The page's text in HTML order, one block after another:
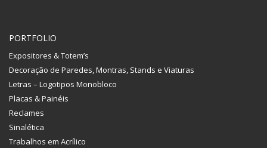
PORTFOLIO
Expositores & Totem’s
Decoração de Paredes, Montras, Stands e Viaturas
Letras – Logotipos Monobloco
Placas & Painéis
Reclames
Sinalética
Trabalhos em Acrílico